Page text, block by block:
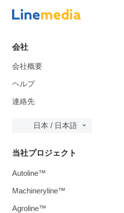
会社
会社概要
ヘルプ
連絡先
日本 / 日本語
当社プロジェクト
Autoline™
Machineryline™
Agroline™